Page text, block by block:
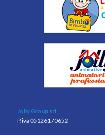
Jolly Group srl
P.iva 05126170652